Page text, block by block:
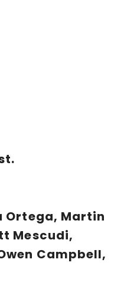
Ortega, Martin
Mescudi,
Campbell,